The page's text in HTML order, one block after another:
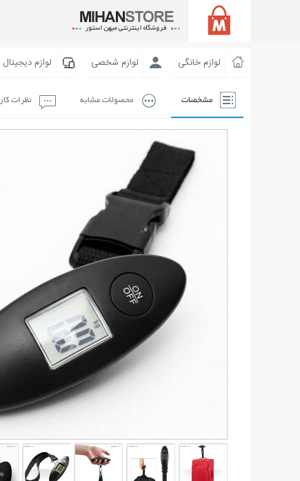
لوازم خانگی لوازم شخصی لوازم دیجیتال
مشخصات محصولات مشابه نظرات